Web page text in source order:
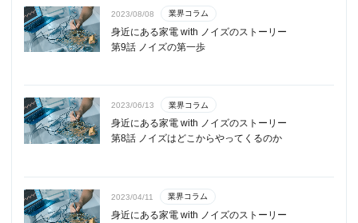
2023/08/08 業界コラム
身近にある家電 with ノイズのストーリー
第9話 ノイズの第一歩
2023/06/13 業界コラム
身近にある家電 with ノイズのストーリー
第8話 ノイズはどこからやってくるのか
2023/04/11 業界コラム
身近にある家電 with ノイズのストーリー